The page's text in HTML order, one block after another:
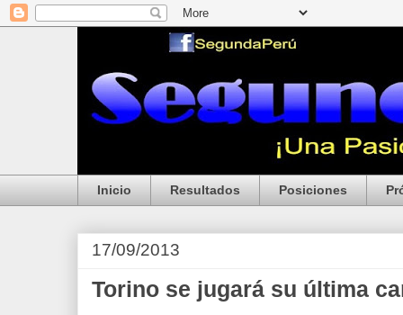
Inicio Resultados Posiciones
17/09/2013
Torino se jugará su última